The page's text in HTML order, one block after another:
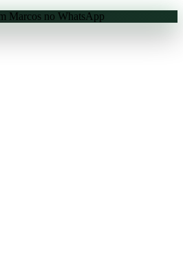
Marcos no WhatsApp